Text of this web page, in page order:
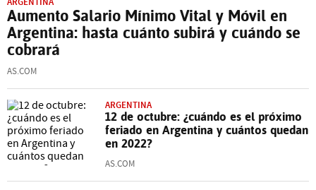
Aumento Salario Mínimo Vital y Móvil en
Argentina: hasta cuánto subirá y cuándo se
cobrará
AS.COM
ARGENTINA
12 de octubre: ¿cuándo es el próximo
feriado en Argentina y cuántos quedan
en 2022?
AS.COM